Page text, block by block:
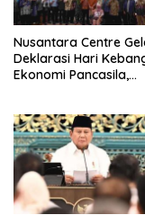
Nusantara Centre
Deklarasi Hari
Ekonomi Pancasila,
Penjajahan
Ekonomi Politik
Simposium Nasional
Undang-Undang
Perekonomian
Kesejahteraan